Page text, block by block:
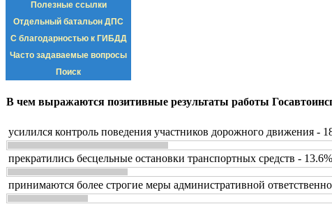
Полезные ссылки
Отдельный батальон ДПС
С благодарностью к ГИБДД
Часто задаваемые вопросы
Поиск
В чем выражаются позитивные результаты работы
усилился контроль поведения участников дорожного движения -
прекратились бесцельные остановки транспортных средств - 13.6%
принимаются более строгие меры административной